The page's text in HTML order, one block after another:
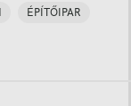
ÉPÍTŐIPAR